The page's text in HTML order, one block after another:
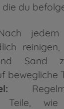
du
jedem
reinigen,
Sand
bewegliche
Teile,